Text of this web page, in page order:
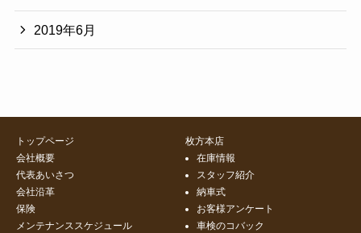
2019年6月
トップページ
会社概要
代表あいさつ
会社沿革
保険
メンテナンススケジュール
枚方本店
在庫情報
スタッフ紹介
納車式
お客様アンケート
車検のコバック